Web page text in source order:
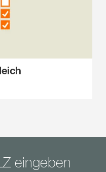
eingeben